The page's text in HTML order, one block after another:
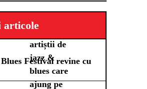
un disc –
artiștii de
jazz &
blues care
ajung pe
articole
Festival revine cu